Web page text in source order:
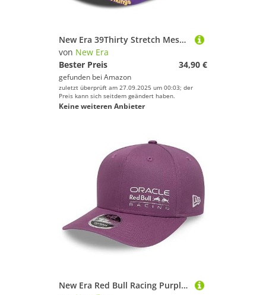
New Era 39Thirty Stretch Mesh Cap - Minnesota Vikings - L/XL
von New Era
Bester Preis
34,90 €
gefunden bei Amazon
zuletzt überprüft am 27.09.2025 um 00:03; der
Preis kann sich seitdem geändert haben.
Keine weiteren Anbieter
New Era Red Bull Racing Purple 9FIFTY Original Fit Snapback Baseball Cap Official Merchandise Size - M/L, violett